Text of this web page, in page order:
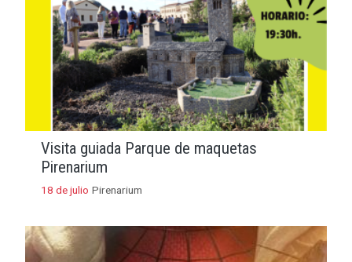
Visita guiada Parque de maquetas
Pirenarium
18 de julio Pirenarium